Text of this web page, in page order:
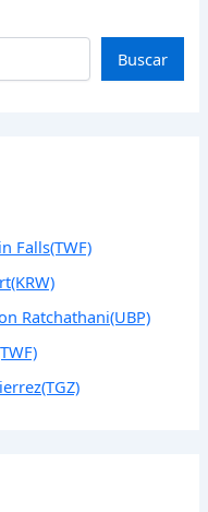
Buscar
Falls(TWF)
Ratchathani(UBP)